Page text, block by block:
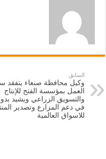
السابق
وكيل محافظة صنعاء يتفقد
العمل بمؤسسة الفتح للإنتاج
والتسويق الزراعي ويشيد
في دعم المزارع وتصدير
للاسواق العالمية